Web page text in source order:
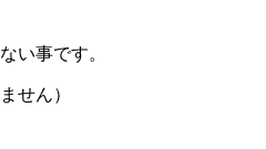
い事です。
せん）